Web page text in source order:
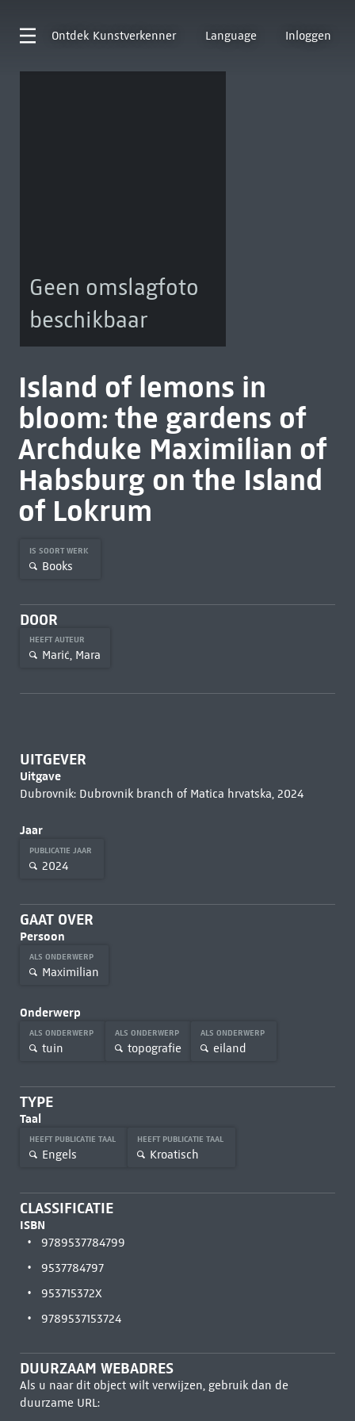
Ontdek Kunstverkenner Language Inloggen
Geen omslagfoto
beschikbaar
Island of lemons in
bloom: the gardens of
Archduke Maximilian of
Habsburg on the Island
of Lokrum
IS SOORT WERK
Books
DOOR
HEEFT AUTEUR
Marić, Mara
UITGEVER
Uitgave
Dubrovnik: Dubrovnik branch of Matica hrvatska, 2024
Jaar
PUBLICATIE JAAR
2024
GAAT OVER
Persoon
ALS ONDERWERP
Maximilian
Onderwerp
ALS ONDERWERP
tuin
ALS ONDERWERP
topografie
ALS ONDERWERP
eiland
TYPE
Taal
HEEFT PUBLICATIE TAAL
Engels
HEEFT PUBLICATIE TAAL
Kroatisch
CLASSIFICATIE
ISBN
9789537784799
9537784797
953715372X
9789537153724
DUURZAAM WEBADRES
Als u naar dit object wilt verwijzen, gebruik dan de
duurzame URL: